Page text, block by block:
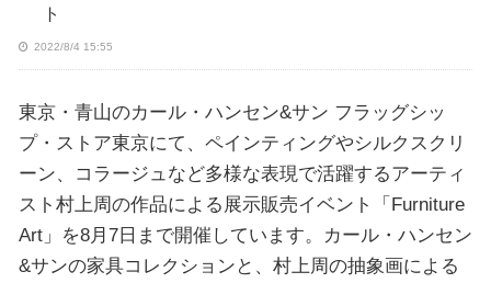
ト
2022/8/4 15:55
東京・青山のカール・ハンセン&サン フラッグシッ
プ・ストア東京にて、ペインティングやシルクスクリ
ーン、コラージュなど多様な表現で活躍するアーティ
スト村上周の作品による展示販売イベント「Furniture
Art」を8月7日まで開催しています。カール・ハンセン
&サンの家具コレクションと、村上周の抽象画による